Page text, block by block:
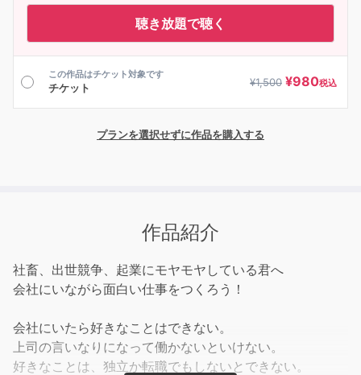
聴き放題で聴く
この作品はチケット対象です
チケット ¥1,500 ¥980税込
プランを選択せずに作品を購入する
作品紹介
社畜、出世競争、起業にモヤモヤしている君へ
会社にいながら面白い仕事をつくろう！
会社にいたら好きなことはできない。
上司の言いなりになって働かないといけない。
好きなことは、独立か転職でもしないとできない。